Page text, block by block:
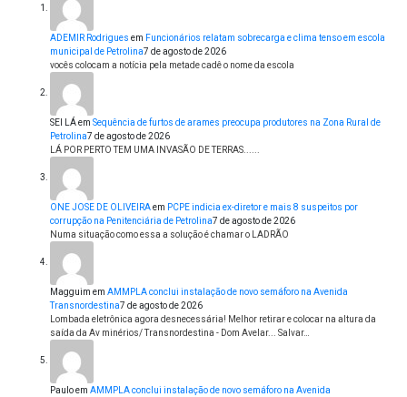
ADEMIR Rodrigues em Funcionários relatam sobrecarga e clima tenso em escola
municipal de Petrolina7 de agosto de 2026
vocês colocam a notícia pela metade cadê o nome da escola
SEI LÁem Sequência de furtos de arames preocupa produtores na Zona Rural de
Petrolina7 de agosto de 2026
LÁ POR PERTO TEM UMA INVASÃO DE TERRAS......
ONE JOSE DE OLIVEIRAem PCPE indicia ex-diretor e mais 8 suspeitos por
corrupção na Penitenciária de Petrolina7 de agosto de 2026
Numa situação como essa a solução é chamar o LADRÃO
Magguim em AMMPLA conclui instalação de novo semáforo na Avenida
Transnordestina7 de agosto de 2026
Lombada eletrônica agora desnecessária! Melhor retirar e colocar na altura da
saída da Av minérios/ Transnordestina - Dom Avelar... Salvar…
Pauloem AMMPLA conclui instalação de novo semáforo na Avenida